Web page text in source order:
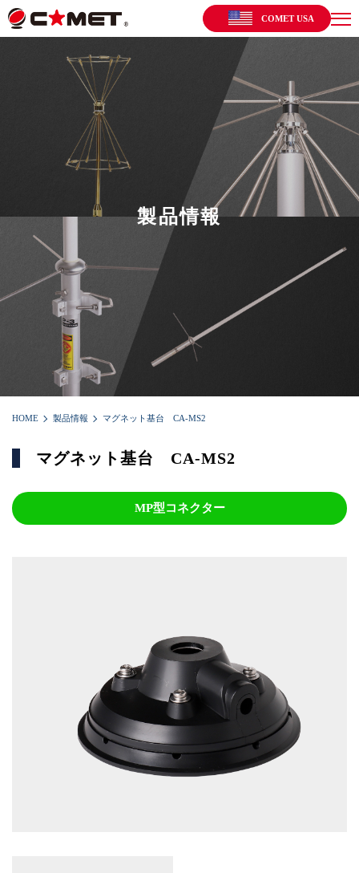
COMET USA
製品情報
HOME 製品情報 マグネット基台 CA-MS2
マグネット基台 CA-MS2
MP型コネクター